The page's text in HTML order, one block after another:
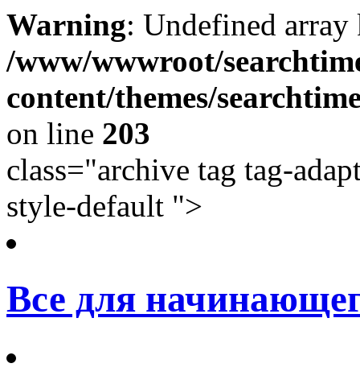
Warning: Undefined
/www/wwwroot/
content/themes/
on line 203
class="archive tag tag-
style-default ">
Все для